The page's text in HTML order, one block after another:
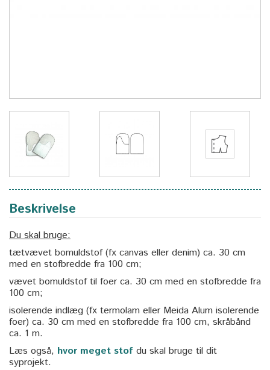
Beskrivelse
Du skal bruge:
tætvævet bomuldstof (fx canvas eller denim) ca. 30 cm
med en stofbredde fra 100 cm;
vævet bomuldstof til foer ca. 30 cm med en stofbredde fra
100 cm;
isolerende indlæg (fx termolam eller Meida Alum isolerende
foer) ca. 30 cm med en stofbredde fra 100 cm, skråbånd
ca. 1 m.
Læs også, hvor meget stof du skal bruge til dit
syprojekt.